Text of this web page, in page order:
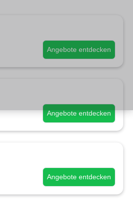
Angebote entdecken
Angebote entdecken
Angebote entdecken